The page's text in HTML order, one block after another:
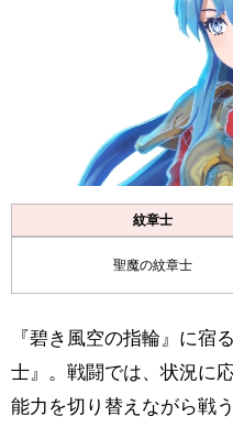
紋章士
聖魔の紋章士
『碧き風空の指輪』に宿
士』。戦闘では、状況に
能力を切り替えながら戦う